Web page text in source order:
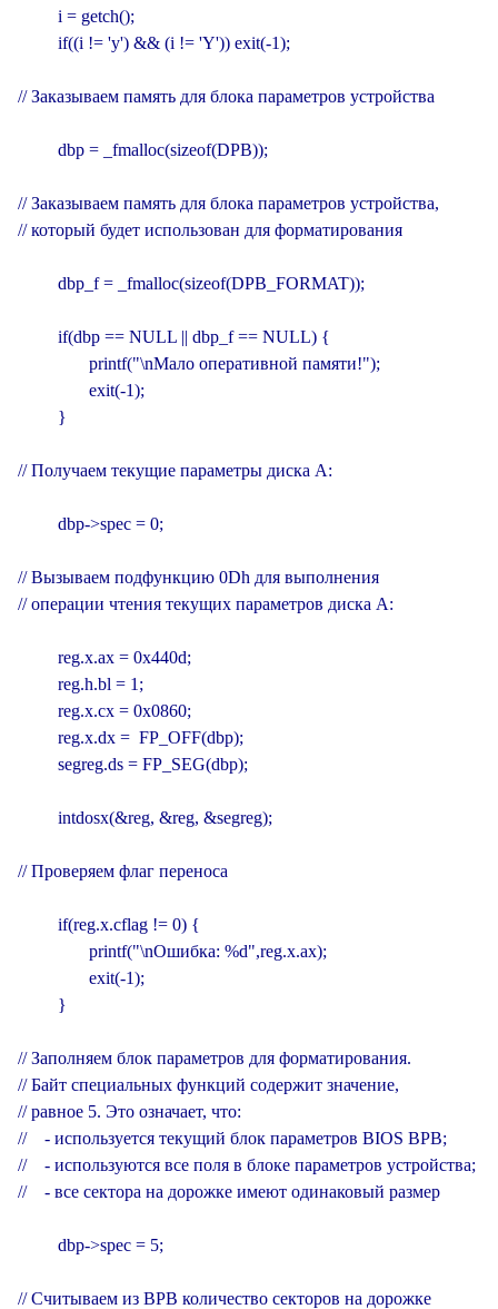
         i = getch();
         if((i != 'y') && (i != 'Y')) exit(-1);
// Заказываем память для блока параметров устройства
         dbp = _fmalloc(sizeof(DPB));
// Заказываем память для блока параметров устройства,
// который будет использован для форматирования
         dbp_f = _fmalloc(sizeof(DPB_FORMAT));
         if(dbp == NULL || dbp_f == NULL) {
                printf("\nМало оперативной памяти!");
                exit(-1);
         }
// Получаем текущие параметры диска А:
         dbp->spec = 0;
// Вызываем подфункцию 0Dh для выполнения
// операции чтения текущих параметров диска А:
         reg.x.ax = 0x440d;
         reg.h.bl = 1;
         reg.x.cx = 0x0860;
         reg.x.dx =  FP_OFF(dbp);
         segreg.ds = FP_SEG(dbp);
         intdosx(&reg, &reg, &segreg);
// Проверяем флаг переноса
         if(reg.x.cflag != 0) {
                printf("\nОшибка: %d",reg.x.ax);
                exit(-1);
         }
// Заполняем блок параметров для форматирования.
// Байт специальных функций содержит значение,
// равное 5. Это означает, что:
//    - используется текущий блок параметров BIOS BPB;
//    - используются все поля в блоке параметров устройства;
//    - все сектора на дорожке имеют одинаковый размер
         dbp->spec = 5;
// Считываем из BPB количество секторов на дорожке